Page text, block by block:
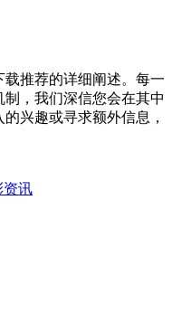
推荐的详细阐述。每一
，我们深信您会在其中
兴趣或寻求额外信息，
资讯